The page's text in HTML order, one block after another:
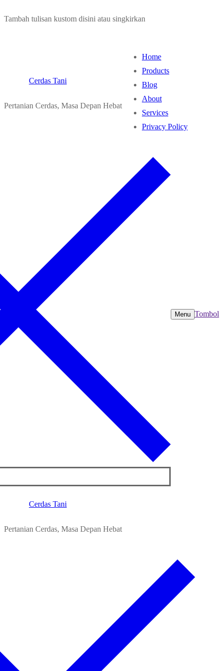
ke
Tambah tulisan kustom disini atau singkirkan
Cerdas Tani
Pertanian Cerdas, Masa Depan Hebat
Home
Products
Blog
About
Services
Privacy Policy
Menu Tombol
Cerdas Tani
Pertanian Cerdas, Masa Depan Hebat